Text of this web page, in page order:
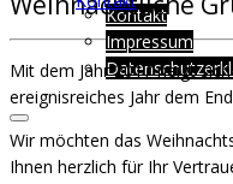
Kontakt
Impressum
Mit dem Jahr 2017 neigt
ereignisreiches Jahr dem
Wir möchten das
Ihnen herzlich für Ihr